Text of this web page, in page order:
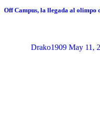
Off Campus, la llegada al olimpo
Drako1909 May 11,